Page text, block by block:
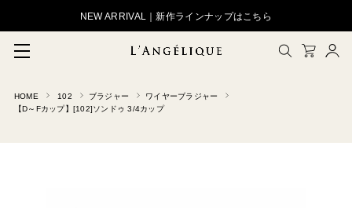
NEW ARRIVAL｜新作ラインナップはこちら
メルマガ登録
HOME 102 ブラジャー
ワイヤーブラジャー
【D～Fカップ】[102]ソンドゥ 3/4カップ